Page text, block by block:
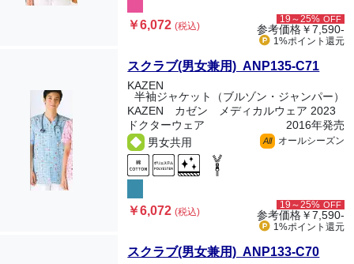
￥6,072(税込)
19～25% OFF
参考価格￥7,590-
1%ポイント 還元
スクラブ(男女兼用) ANP135-C71
KAZEN
半袖ジャケット（ブルゾン・ジャンパー）
KAZEN カゼン メディカルウェア 2023
ドクターウェア
2016年発売
男女共用
All オールシーズン
￥6,072(税込)
19～25% OFF
参考価格￥7,590-
1%ポイント 還元
スクラブ(男女兼用) ANP133-C70